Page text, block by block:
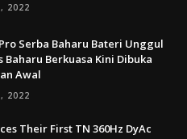
2022
Serba Baharu Bateri Unggul
Baharu Berkuasa Kini Dibuka
Awal
2022
Their First TN 360Hz DyAc